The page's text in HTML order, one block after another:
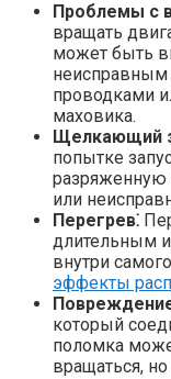
Проблемы с
вращать
может быть
проводками
маховика.
Щелкающий
попытке
разряженную
или
Перегрев⁚
длительным
внутри
эффекты
который
поломка
вращаться, но